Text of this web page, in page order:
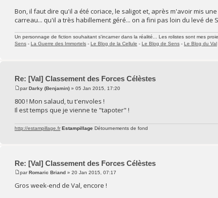
Bon, il faut dire qu'il a été coriace, le saligot et, après m'avoir mis
carreau... qu'il a très habillement géré... on a fini pas loin du levé de
Un personnage de fiction souhaitant s'incarner dans la réalité... Les rolistes sont mes
Sens - La Guerre des Immortels - Le Blog de la Cellule - Le Blog de Sens - Le Blog du Val
Re: [Val] Classement des Forces Célèstes
parDarky (Benjamin) » 05 Jan 2015, 17:20
800 ! Mon salaud, tu t'envoles !
Il est temps que je vienne te "tapoter" !
http://estampillage.fr Estampillage Détournements de fond
Re: [Val] Classement des Forces Célèstes
parRomaric Briand » 20 Jan 2015, 07:17
Gros week-end de Val, encore !